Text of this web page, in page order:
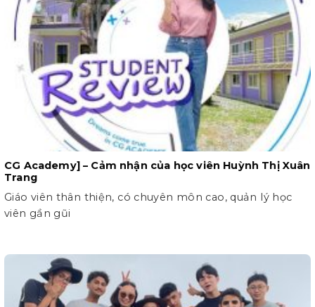
CG Academy] – Cảm nhận của học viên Huỳnh Thị Xuân
Trang
Giáo viên thân thiện, có chuyên môn cao, quản lý học
viên gần gũi